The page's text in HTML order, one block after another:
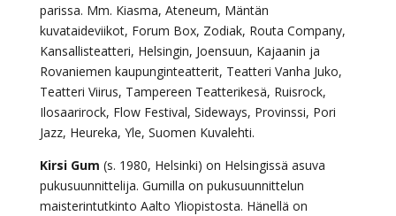
parissa. Mm. Kiasma, Ateneum, Mäntän
kuvataideviikot, Forum Box, Zodiak, Routa Company,
Kansallisteatteri, Helsingin, Joensuun, Kajaanin ja
Rovaniemen kaupunginteatterit, Teatteri Vanha Juko,
Teatteri Viirus, Tampereen Teatterikesä, Ruisrock,
Ilosaarirock, Flow Festival, Sideways, Provinssi, Pori
Jazz, Heureka, Yle, Suomen Kuvalehti.
Kirsi Gum (s. 1980, Helsinki) on Helsingissä asuva
pukusuunnittelija. Gumilla on pukusuunnittelun
maisterintutkinto Aalto Yliopistosta. Hänellä on